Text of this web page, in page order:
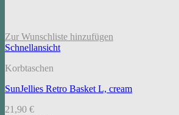
Zur Wunschliste hinzufügen
Schnellansicht
Korbtaschen
SunJellies Retro Basket L, cream
21,90 €